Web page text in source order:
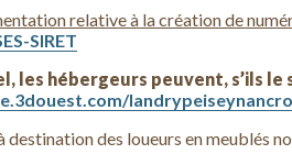
relative à la création de
SIRET
les hébergeurs peuvent, s’ils
destination des loueurs en meublés